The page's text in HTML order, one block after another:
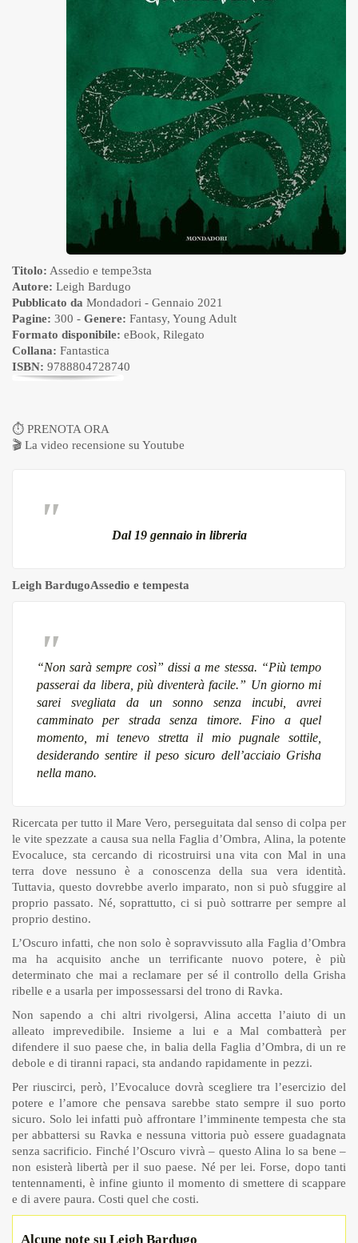
Titolo: Assedio e tempe3sta
Autore: Leigh Bardugo
Pubblicato da Mondadori - Gennaio 2021
Pagine: 300 - Genere: Fantasy, Young Adult
Formato disponibile: eBook, Rilegato
Collana: Fantastica
ISBN: 9788804728740
⏱ PRENOTA ORA
🎬 La video recensione su Youtube
Dal 19 gennaio in libreria
Leigh BardugoAssedio e tempesta
“Non sarà sempre così” dissi a me stessa. “Più tempo
passerai da libera, più diventerà facile.” Un giorno mi
sarei svegliata da un sonno senza incubi, avrei
camminato per strada senza timore. Fino a quel
momento, mi tenevo stretta il mio pugnale sottile,
desiderando sentire il peso sicuro dell’acciaio Grisha
nella mano.
Ricercata per tutto il Mare Vero, perseguitata dal senso di colpa per
le vite spezzate a causa sua nella Faglia d’Ombra, Alina, la potente
Evocaluce, sta cercando di ricostruirsi una vita con Mal in una
terra dove nessuno è a conoscenza della sua vera identità.
Tuttavia, questo dovrebbe averlo imparato, non si può sfuggire al
proprio passato. Né, soprattutto, ci si può sottrarre per sempre al
proprio destino.
L’Oscuro infatti, che non solo è sopravvissuto alla Faglia d’Ombra
ma ha acquisito anche un terrificante nuovo potere, è più
determinato che mai a reclamare per sé il controllo della Grisha
ribelle e a usarla per impossessarsi del trono di Ravka.
Non sapendo a chi altri rivolgersi, Alina accetta l’aiuto di un
alleato imprevedibile. Insieme a lui e a Mal combatterà per
difendere il suo paese che, in balia della Faglia d’Ombra, di un re
debole e di tiranni rapaci, sta andando rapidamente in pezzi.
Per riuscirci, però, l’Evocaluce dovrà scegliere tra l’esercizio del
potere e l’amore che pensava sarebbe stato sempre il suo porto
sicuro. Solo lei infatti può affrontare l’imminente tempesta che sta
per abbattersi su Ravka e nessuna vittoria può essere guadagnata
senza sacrificio. Finché l’Oscuro vivrà – questo Alina lo sa bene –
non esisterà libertà per il suo paese. Né per lei. Forse, dopo tanti
tentennamenti, è infine giunto il momento di smettere di scappare
e di avere paura. Costi quel che costi.
Alcune note su Leigh Bardugo